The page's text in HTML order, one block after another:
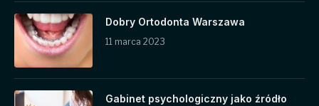
Dobry Ortodonta Warszawa
11 marca 2023
Gabinet psychologiczny jako źródło